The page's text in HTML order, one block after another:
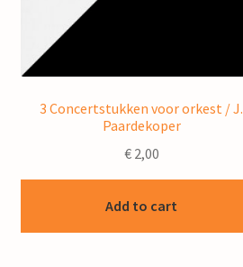
3 Concertstukken voor orkest / J.
Paardekoper
€2,00
Add to cart